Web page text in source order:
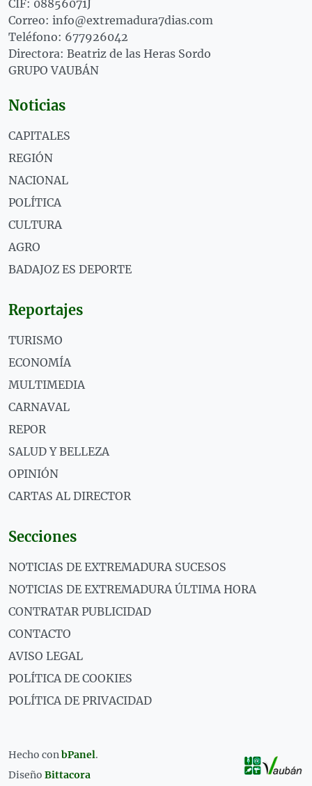
CIF: 08856071J
Correo: info@extremadura7dias.com
Teléfono: 677926042
Directora: Beatriz de las Heras Sordo
GRUPO VAUBÁN
Noticias
CAPITALES
REGIÓN
NACIONAL
POLÍTICA
CULTURA
AGRO
BADAJOZ ES DEPORTE
Reportajes
TURISMO
ECONOMÍA
MULTIMEDIA
CARNAVAL
REPOR
SALUD Y BELLEZA
OPINIÓN
CARTAS AL DIRECTOR
Secciones
NOTICIAS DE EXTREMADURA SUCESOS
NOTICIAS DE EXTREMADURA ÚLTIMA HORA
CONTRATAR PUBLICIDAD
CONTACTO
AVISO LEGAL
POLÍTICA DE COOKIES
POLÍTICA DE PRIVACIDAD
Hecho conbPanel.
Diseño Bittacora